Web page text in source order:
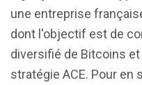
une entreprise
dont l'objectif est de
diversifié de Bitcoins
stratégie ACE. Pour en